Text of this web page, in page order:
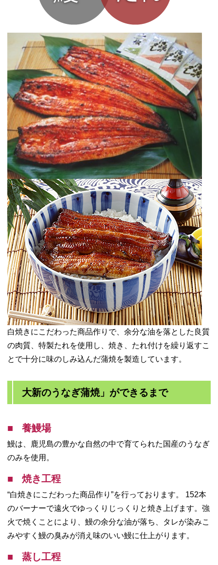
白焼きにこだわった商品作りで、余分な油を落とした良質
の肉質、特製たれを使用し、焼き、たれ付けを繰り返すこ
とで十分に味のしみ込んだ蒲焼を製造しています。
大新のうなぎ蒲焼」ができるまで
養鰻場
鰻は、鹿児島の豊かな自然の中で育てられた国産のうなぎ
のみを使用。
焼き工程
“白焼きにこだわった商品作り”を行っております。 152本
のバーナーで遠火でゆっくりじっくりと焼き上げます。強
火で焼くことにより、鰻の余分な油が落ち、タレが染みこ
みやすく鰻の臭みが消え味のいい鰻に仕上がります。
蒸し工程